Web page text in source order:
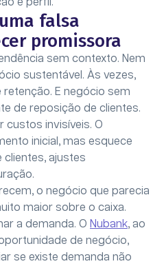
falsa
promissora
sem contexto. Nem
sustentável. Às vezes,
E negócio sem
de reposição de clientes.
custos invisíveis. O
inicial, mas esquece
clientes, ajustes
o negócio que parecia
maior sobre o caixa.
a demanda. O Nubank, ao
de negócio,
se existe demanda não